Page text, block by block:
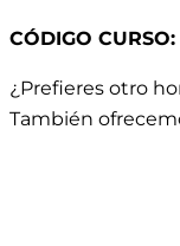
CÓDIGO CURSO:
¿Prefieres otro
También